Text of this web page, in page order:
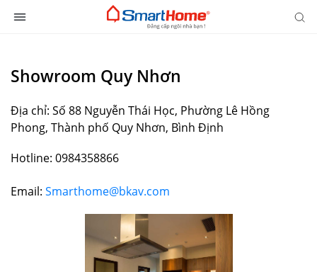
Showroom Quy Nhơn
Địa chỉ: Số 88 Nguyễn Thái Học, Phường Lê Hồng
Phong, Thành phố Quy Nhơn, Bình Định
Hotline: 0984358866
Email: Smarthome@bkav.com